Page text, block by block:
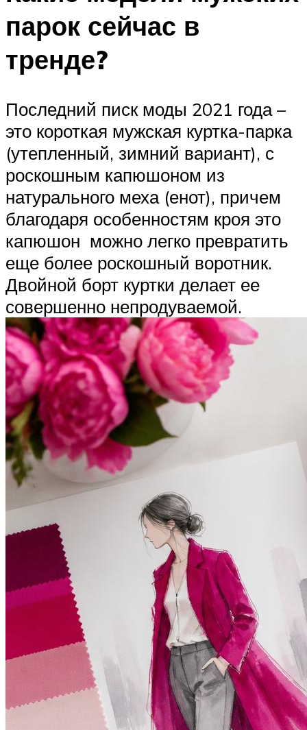
парок сейчас в
тренде?
Последний писк моды 2021 года –
это короткая мужская куртка-парка
(утепленный, зимний вариант), с
роскошным капюшоном из
натурального меха (енот), причем
благодаря особенностям кроя это
капюшон можно легко превратить
еще более роскошный воротник.
Двойной борт куртки делает ее
совершенно непродуваемой.